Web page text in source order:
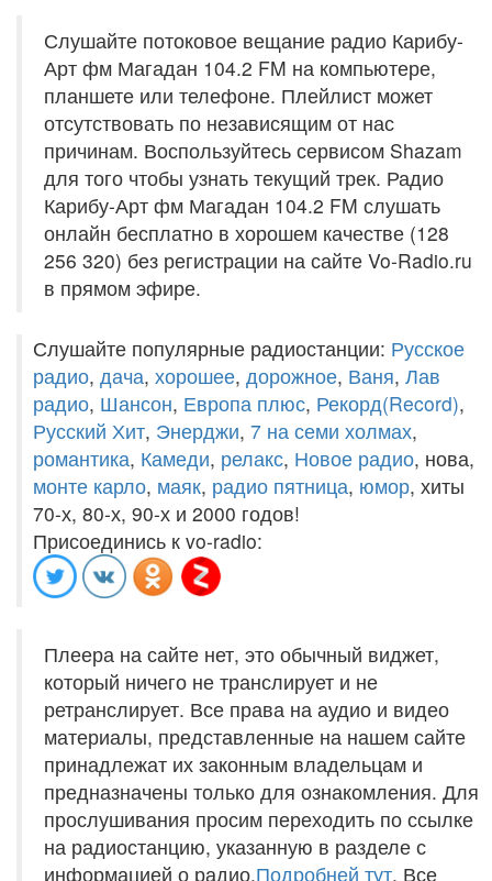
Слушайте потоковое вещание радио Карибу-
Арт фм Магадан 104.2 FM на компьютере,
планшете или телефоне. Плейлист может
отсутствовать по независящим от нас
причинам. Воспользуйтесь сервисом Shazam
для того чтобы узнать текущий трек. Радио
Карибу-Арт фм Магадан 104.2 FM слушать
онлайн бесплатно в хорошем качестве (128
256 320) без регистрации на сайте Vo-Radio.ru
в прямом эфире.
Слушайте популярные радиостанции: Русское
радио, дача, хорошее, дорожное, Ваня, Лав
радио, Шансон, Европа плюс, Рекорд(Record),
Русский Хит, Энерджи, 7 на семи холмах,
романтика, Камеди, релакс, Новое радио, нова,
монте карло, маяк, радио пятница, юмор, хиты
70-х, 80-х, 90-х и 2000 годов!
Присоединись к vo-radio:
Плеера на сайте нет, это обычный виджет,
который ничего не транслирует и не
ретранслирует. Все права на аудио и видео
материалы, представленные на нашем сайте
принадлежат их законным владельцам и
предназначены только для ознакомления. Для
прослушивания просим переходить по ссылке
на радиостанцию, указанную в разделе с
информацией о радио.Подробней тут. Все